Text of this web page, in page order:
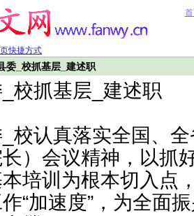
快捷方式
委_校抓基层_建述职
校抓基层_建述职
校认真落实全国、
长）会议精神，以抓
培训为根本切入点
“加速度”，为全面